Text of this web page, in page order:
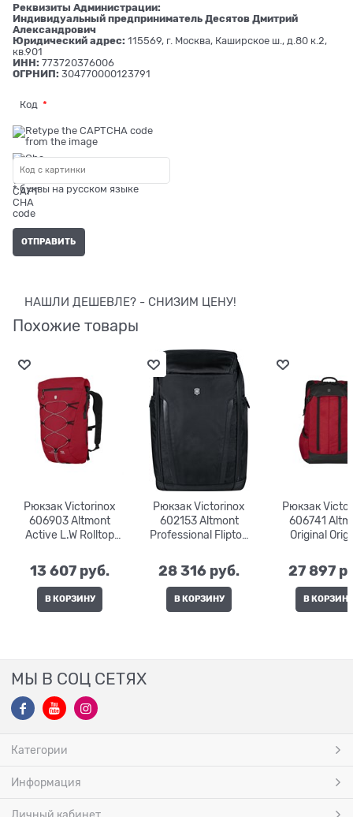
Реквизиты Администрации:
Индивидуальный предприниматель Десятов Дмитрий
Александрович
Юридический адрес: 115569, г. Москва, Каширское ш., д.80 к.2,
кв.901
ИНН: 773720376006
ОГРНИП: 304770000123791
Код
* буквы на русском языке
НАШЛИ ДЕШЕВЛЕ? - СНИЗИМ ЦЕНУ!
Похожие товары
Рюкзак Victorinox
606903 Altmont
Active L.W Rolltop
30x19x46
13 607 руб.
В КОРЗИНУ
Рюкзак Victorinox
602153 Altmont
Professional Fliptop
28 316 руб.
В КОРЗИНУ
Рюкзак
606741
Original
24 л. |
27 897
В КОРЗИНУ
МЫ В СОЦ СЕТЯХ
Категории
Информация